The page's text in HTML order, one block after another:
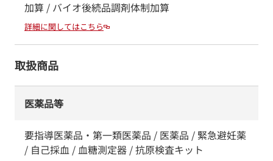
加算 / バイオ後続品調剤体制加算
詳細に関してはこちら
取扱商品
医薬品等
要指導医薬品・第一類医薬品 / 医薬品 / 緊急避妊薬
/ 自己採血 / 血糖測定器 / 抗原検査キット